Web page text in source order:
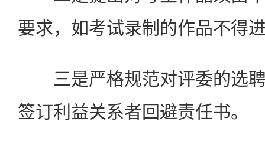
要求，如考试录制的作品不得
三是严格规范对评委的选聘
签订利益关系者回避责任书。